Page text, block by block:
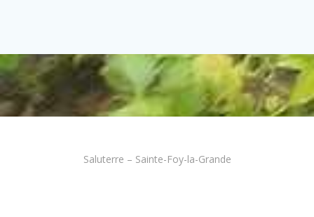
Saluterre – Sainte-Foy-la-Grande